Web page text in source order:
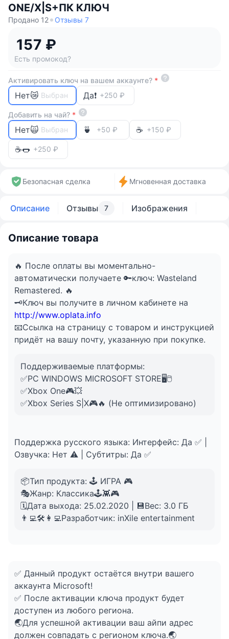
ONE/X|S+ПК КЛЮЧ
Продано 12 Отзывы 7
157 ₽
Есть промокод?
Активировать ключ на вашем аккаунте? *
Нет😿 Выбран Да❗ +250 ₽
Добавить на чай? *
Нет🙀 Выбран 🍵 +50 ₽ ☕ +150 ₽
☕🌭 +250 ₽
Безопасная сделка Мгновенная доставка
Описание Отзывы 7 Изображения
Описание товара
🔥 После оплаты вы моментально-
автоматически получаете 🔑ключ: Wasteland
Remastered. 🔥
🗝️Ключ вы получите в личном кабинете на
http://www.oplata.info
📧Ссылка на страницу с товаром и инструкцией
придёт на вашу почту, указанную при покупке.
Поддерживаемые платформы:
✅PC WINDOWS MICROSOFT STORE🖥️🖱️
✅Xbox One🎮💥
✅Xbox Series S|X🎮🔥 (Не оптимизировано)
Поддержка русского языка: Интерфейс: Да ✅ |
Озвучка: Нет ⚠️ | Субтитры: Да ✅
📦Тип продукта: 🕹️ ИГРА 🎮
🎭Жанр: Классика🕹️👾🎮
🗓️Дата выхода: 25.02.2020 | 💾Вес: 3.0 ГБ
👨‍💻🛠️👩‍💻Разработчик: inXile entertainment
✅ Данный продукт остаётся внутри вашего
аккаунта Microsoft!
✅ После активации ключа продукт будет
доступен из любого региона.
🌏Для успешной активации ваш айпи адрес
должен совпадать с регионом ключа.🌏